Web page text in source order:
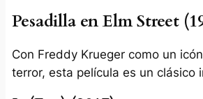
Pesadilla en Elm Street
Con Freddy Krueger como un
terror, esta película es un clásico